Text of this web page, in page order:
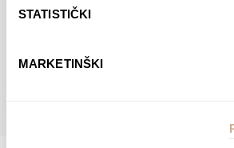
STATISTIČKI
MARKETINŠKI
ODABERI OPCIJE
POGLEDAJTE SVE PROIZVODE U